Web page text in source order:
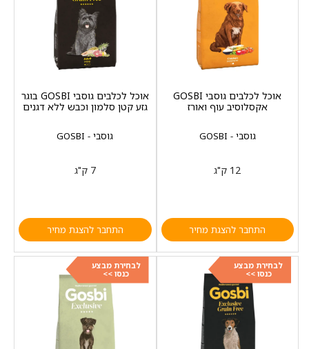
גוסבי - GOSBI
אוכל לכלבים גוסבי GOSBI
אקסלוסיב עוף ואורז
12 ק"ג
התחבר להצגת מחיר
גוסבי - GOSBI
אוכל לכלבים גוסבי GOSBI בוגר
גזע קטן סלמון וכבש ללא דגנים
7 ק"ג
התחבר להצגת מחיר
לבחירת מבצע
כנסו >>
לבחירת מבצע
כנסו >>